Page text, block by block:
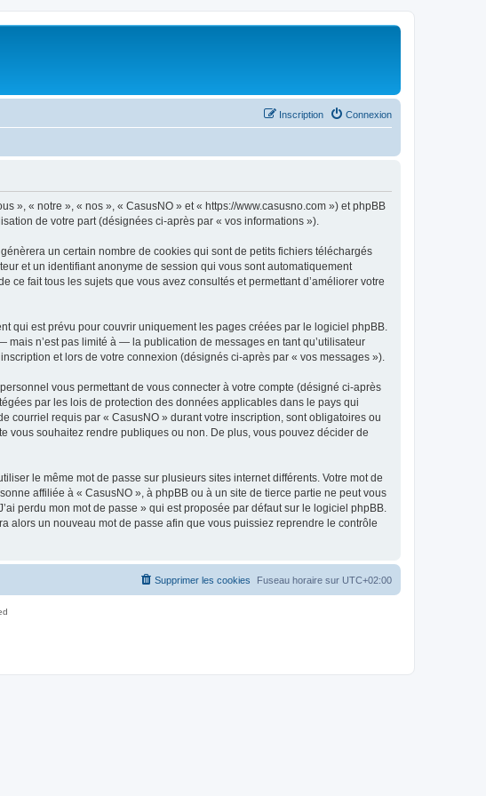
Connexion
Inscription
», « notre », « nos », « CasusNO » et « https://www.casusno.com ») et phpBB
de votre part (désignées ci-après par « vos informations »).
un certain nombre de cookies qui sont de petits fichiers téléchargés
et un identifiant anonyme de session qui vous sont automatiquement
fait tous les sujets que vous avez consultés et permettant d’améliorer votre
qui est prévu pour couvrir uniquement les pages créées par le logiciel phpBB.
n’est pas limité à — la publication de messages en tant qu’utilisateur
et lors de votre connexion (désignés ci-après par « vos messages »).
vous permettant de vous connecter à votre compte (désigné ci-après
par les lois de protection des données applicables dans le pays qui
courriel requis par « CasusNO » durant votre inscription, sont obligatoires ou
vous souhaitez rendre publiques ou non. De plus, vous pouvez décider de
le même mot de passe sur plusieurs sites internet différents. Votre mot de
affiliée à « CasusNO », à phpBB ou à un site de tierce partie ne peut vous
perdu mon mot de passe » qui est proposée par défaut sur le logiciel phpBB.
alors un nouveau mot de passe afin que vous puissiez reprendre le contrôle
Fuseau horaire sur UTC+02:00
Supprimer les cookies